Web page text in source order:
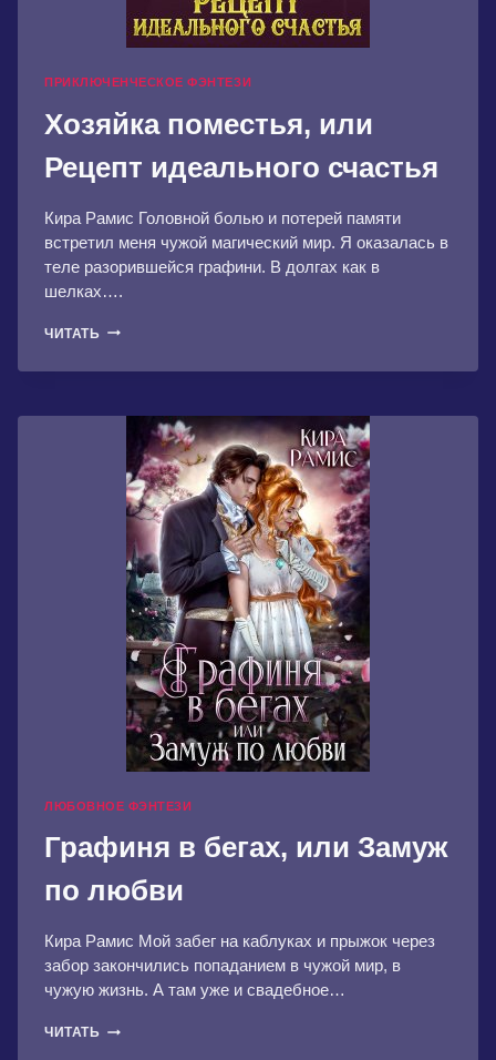
ПРИКЛЮЧЕНЧЕСКОЕ ФЭНТЕЗИ
Хозяйка поместья, или
Рецепт идеального счастья
Кира Рамис Головной болью и потерей памяти
встретил меня чужой магический мир. Я оказалась в
теле разорившейся графини. В долгах как в
шелках….
ЧИТАТЬ ХОЗЯЙКА
ИЛИ
СЧАСТЬЯ
ЛЮБОВНОЕ ФЭНТЕЗИ
Графиня в бегах, или Замуж
по любви
Кира Рамис Мой забег на каблуках и прыжок через
забор закончились попаданием в чужой мир, в
чужую жизнь. А там уже и свадебное…
ЧИТАТЬ ГРАФИНЯ